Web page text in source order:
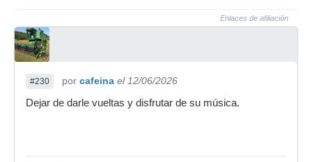
Enlaces de afiliación
#230 por cafeina el 12/06/2026
Dejar de darle vueltas y disfrutar de su música.